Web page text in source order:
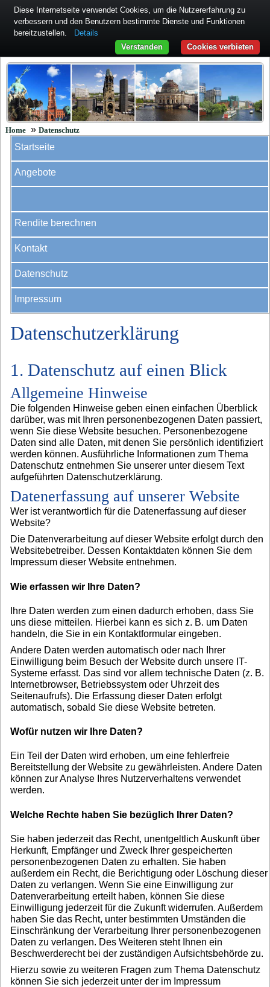
Home » Datenschutz
Startseite
Angebote
Rendite berechnen
Kontakt
Datenschutz
Impressum
Datenschutzerklärung
1. Datenschutz auf einen Blick
Allgemeine Hinweise
Die folgenden Hinweise geben einen einfachen Überblick
darüber, was mit Ihren personenbezogenen Daten passiert,
wenn Sie diese Website besuchen. Personenbezogene
Daten sind alle Daten, mit denen Sie persönlich identifiziert
werden können. Ausführliche Informationen zum Thema
Datenschutz entnehmen Sie unserer unter diesem Text
aufgeführten Datenschutzerklärung.
Datenerfassung auf unserer Website
Wer ist verantwortlich für die Datenerfassung auf dieser
Website?
Die Datenverarbeitung auf dieser Website erfolgt durch den
Websitebetreiber. Dessen Kontaktdaten können Sie dem
Impressum dieser Website entnehmen.
Wie erfassen wir Ihre Daten?
Ihre Daten werden zum einen dadurch erhoben, dass Sie
uns diese mitteilen. Hierbei kann es sich z. B. um Daten
handeln, die Sie in ein Kontaktformular eingeben.
Andere Daten werden automatisch oder nach Ihrer
Einwilligung beim Besuch der Website durch unsere IT-
Systeme erfasst. Das sind vor allem technische Daten (z. B.
Internetbrowser, Betriebssystem oder Uhrzeit des
Seitenaufrufs). Die Erfassung dieser Daten erfolgt
automatisch, sobald Sie diese Website betreten.
Wofür nutzen wir Ihre Daten?
Ein Teil der Daten wird erhoben, um eine fehlerfreie
Bereitstellung der Website zu gewährleisten. Andere Daten
können zur Analyse Ihres Nutzerverhaltens verwendet
werden.
Welche Rechte haben Sie bezüglich Ihrer Daten?
Sie haben jederzeit das Recht, unentgeltlich Auskunft über
Herkunft, Empfänger und Zweck Ihrer gespeicherten
personenbezogenen Daten zu erhalten. Sie haben
außerdem ein Recht, die Berichtigung oder Löschung dieser
Daten zu verlangen. Wenn Sie eine Einwilligung zur
Datenverarbeitung erteilt haben, können Sie diese
Einwilligung jederzeit für die Zukunft widerrufen. Außerdem
haben Sie das Recht, unter bestimmten Umständen die
Einschränkung der Verarbeitung Ihrer personenbezogenen
Daten zu verlangen. Des Weiteren steht Ihnen ein
Beschwerderecht bei der zuständigen Aufsichtsbehörde zu.
Hierzu sowie zu weiteren Fragen zum Thema Datenschutz
können Sie sich jederzeit unter der im Impressum
Diese Internetseite verwendet Cookies, um die Nutzererfahrung zu
verbessern und den Benutzern bestimmte Dienste und Funktionen
bereitzustellen.
Details
Cookies verbieten
Verstanden